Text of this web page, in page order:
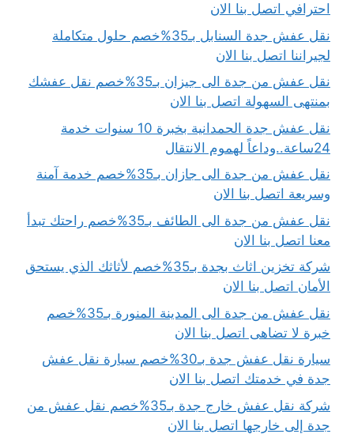
احترافي اتصل بنا الان
نقل عفش جدة السنابل بـ35%خصم حلول متكاملة
لجيراننا اتصل بنا الان
نقل عفش من جدة الى جيزان بـ35%خصم نقل عفشك
بمنتهى السهولة اتصل بنا الان
نقل عفش جدة الحمدانية بخبرة 10 سنوات خدمة
24ساعة..وداعاً لهموم الانتقال
نقل عفش من جدة الى جازان بـ35%خصم خدمة آمنة
وسريعة اتصل بنا الان
نقل عفش من جدة الى الطائف بـ35%خصم راحتك تبدأ
معنا اتصل بنا الان
شركة تخزين اثاث بجدة بـ35%خصم لأثاثك الذي يستحق
الأمان اتصل بنا الان
نقل عفش من جدة الى المدينة المنورة بـ35%خصم
خبرة لا تضاهى اتصل بنا الان
سيارة نقل عفش جدة بـ30%خصم سيارة نقل عفش
جدة في خدمتك اتصل بنا الان
شركة نقل عفش خارج جدة بـ35%خصم نقل عفش من
جدة إلى خارجها اتصل بنا الان